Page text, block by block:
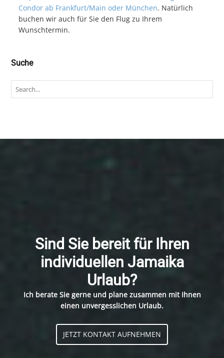
Condor ab Frankfurt/Main oder München. Natürlich
buchen wir auch für Sie den Flug zu Ihrem
Wunschtermin.
Suche
Sind Sie bereit für Ihren
individuellen Jamaika
Urlaub?
Ich berate Sie gerne und plane zusammen mit Ihnen
einen unvergesslichen Urlaub.
JETZT KONTAKT AUFNEHMEN